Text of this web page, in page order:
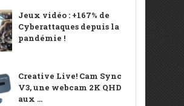
Jeux vidéo : +167% de
Cyberattaques depuis la
pandémie !
Creative Live! Cam Sync
V3, une webcam 2K QHD
aux ...